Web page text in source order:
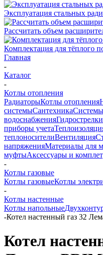
Эксплуатация стальных
Рассчитать объем
Комплектация для тёплого
Главная
-
Каталог
-
Котлы отопления
РадиаторыКотлы отопления
системыСантехника
водоснабжения
приборы учета
теплоносителиВентиляция
напряженияМатериалы для
муфтыАксессуары и
-
Котлы газовые
Котлы газовыеКотлы
-
Котлы настенные
Котлы напольные
-Котел настенный газ 32
Котел